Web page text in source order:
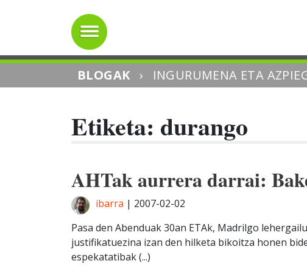
BLOGAK › INGURUMENA ETA
Etiketa: durango
AHTak aurrera darrai:
ibarra | 2007-02-02
Pasa den Abenduak 30an ETAk, Madrilgo
justifikatuezina izan den hilketa bikoitza honen
espekatatibak (...)